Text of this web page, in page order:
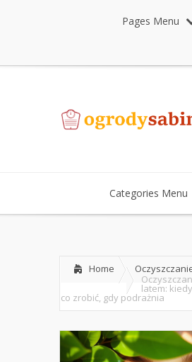
Pages Menu
Categories Menu
Home
latem:
co zrobić, gdy podrażnia